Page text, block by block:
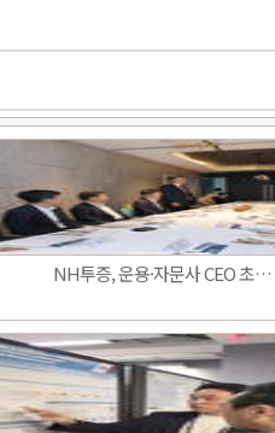
NH투증, 운용·자문사 CEO 초…